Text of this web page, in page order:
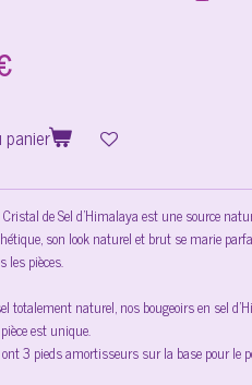
panier
Cristal de Sel d’Himalaya est une source
son look naturel et brut se marie
les pièces.
totalement naturel, nos bougeoirs en sel
est unique.
ont 3 pieds amortisseurs sur la base pour le